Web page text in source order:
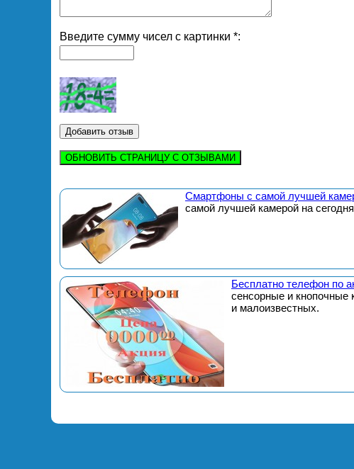
Введите сумму чисел с картинки *:
ОБНОВИТЬ СТРАНИЦУ С ОТЗЫВАМИ
Смартфоны с самой лучшей
самой лучшей камерой на
Бесплатно телефон по
сенсорные и кнопочные
и малоизвестных.